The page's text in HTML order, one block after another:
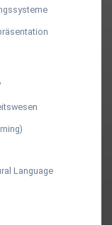
Language